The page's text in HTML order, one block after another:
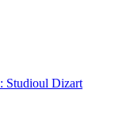
Studioul Dizart